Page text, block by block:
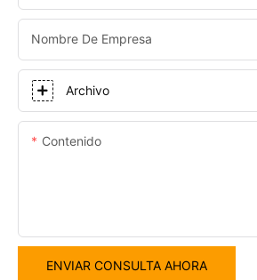
Nombre De Empresa
Archivo
Contenido
ENVIAR CONSULTA AHORA